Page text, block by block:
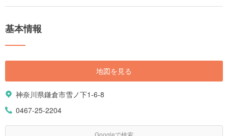
基本情報
地図を見る
神奈川県鎌倉市雪ノ下1-6-8
0467-25-2204
Googleで検索